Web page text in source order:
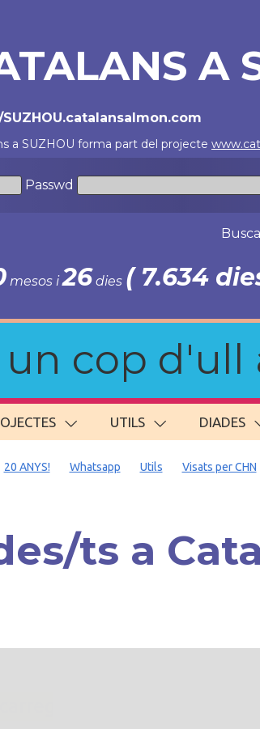
A
a SUZHOU forma part del projecte
Passwd
mesos i26dies ( 7.634
cop d'ull
UTILS DIADES
20 ANYS! Whatsapp Utils Visats per CHN
ts a